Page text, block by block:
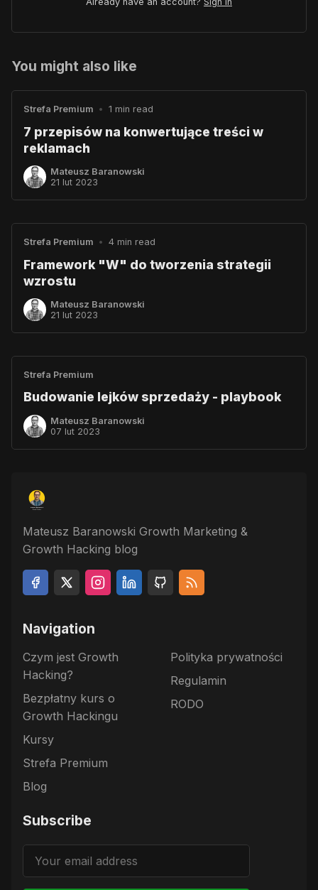
You might also like
Strefa Premium • 1 min read
7 przepisów na konwertujące treści w
reklamach
Mateusz Baranowski
21 lut 2023
Strefa Premium • 4 min read
Framework "W" do tworzenia strategii
wzrostu
Mateusz Baranowski
21 lut 2023
Strefa Premium
Budowanie lejków sprzedaży - playbook
Mateusz Baranowski
07 lut 2023
Mateusz Baranowski Growth Marketing &
Growth Hacking blog
Navigation
Czym jest Growth
Hacking?
Bezpłatny kurs o
Growth Hackingu
Kursy
Strefa Premium
Blog
Polityka prywatności
Regulamin
RODO
Subscribe